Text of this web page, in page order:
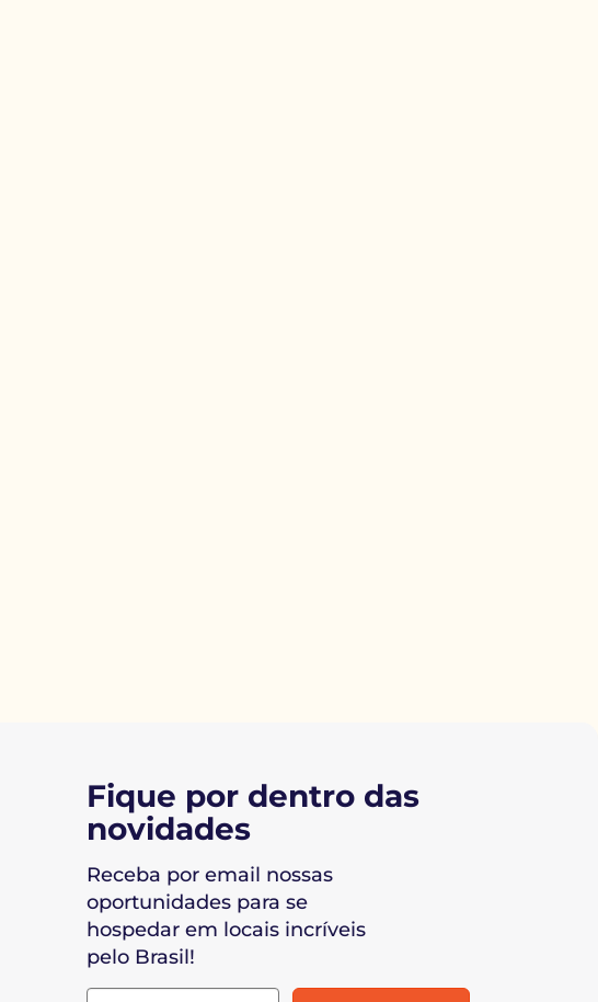
Fique por dentro das
novidades
Receba por email nossas
oportunidades para se
hospedar em locais incríveis
pelo Brasil!